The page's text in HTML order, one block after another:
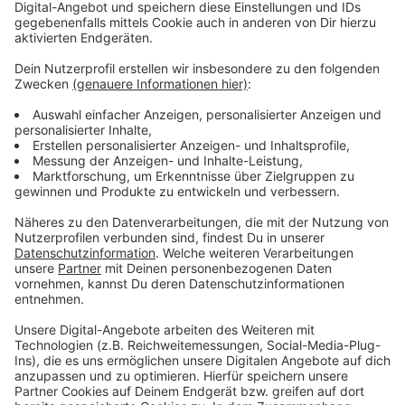
Anzeige
Atze Schröder - "Wat ne Woche" - Der
Podcast
Anzeige
Was macht der Künstler eigentlich, wenn er nicht auf
wir es. Im Podcast "Wat ne Woche" erzählt Atze
Schröder die schönsten Geschichten, die lustigsten
Anekdoten, intime Geständnisse und haut natürlich
seine Lieblingspromis in die Pfanne, so wie wir ihn
persönlicher Wochenrückblick - so privat wie noch nie,
so lustig wie immer.
Anzeige